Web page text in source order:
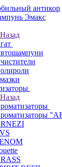
антикор
Эмакс
Назад
Назад